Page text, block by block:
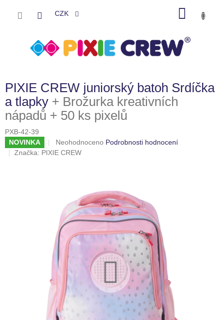
CZK
PIXIE CREW juniorský batoh Srdíčka
a tlapky + Brožurka kreativních
nápadů + 50 ks pixelů
PXB-42-39
NOVINKA
Průměrné
hodnocení
hvězdiček.
Neohodnoceno Podrobnosti hodnocení
Značka: PIXIE CREW